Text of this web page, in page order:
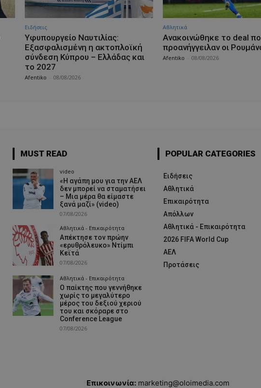
Ειδήσεις
Υφυπουργείο Ναυτιλίας:
Εξασφαλισμένη η ακτοπλοϊκή
σύνδεση Κύπρου – Ελλάδας και
το 2027
Afentiko 08/08/2026
Αθλητικά
Aνακοινώθηκε το deal
προανήγγειλαν οι
Afentiko 08/08/2026
MUST READ
video
«Η αγάπη μου για την ΑΕΛ
δεν μπορεί να σταματήσει
– Μια μέρα θα είμαστε
ξανά μαζί» (video)
07/08/2026
Αθλητικά - Επικαιρότητα
Απέκτησε τον πρώην
«ερυθρόλευκο» Ντίμπι
Κεϊτά
07/08/2026
Αθλητικά - Επικαιρότητα
Ο παίκτης που γεννήθηκε
χωρίς το μεγαλύτερο
μέρος του δεξιού χεριού
του και σκόραρε στο
Conference League
07/08/2026
POPULAR CATEGORIES
Ειδήσεις
Αθλητικά
Επικαιρότητα
Απόλλων
Αθλητικά - Επικαιρότητα
2026 FIFA World Cup
ΑΕΛ
Προτάσεις
Επικοινωνία: marketing@oloimedia.com